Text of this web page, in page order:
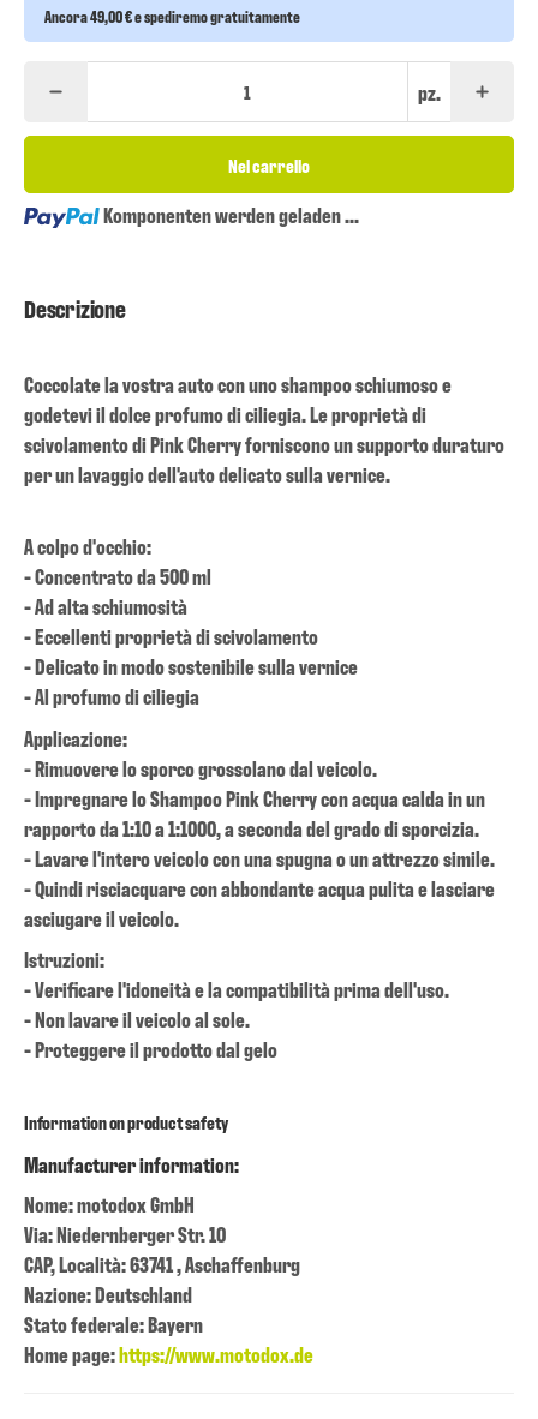
Ancora 49,00 € e spediremo gratuitamente
pz.
Nel carrello
Loading...Komponenten werden geladen ...
Descrizione
Coccolate la vostra auto con uno shampoo schiumoso e
godetevi il dolce profumo di ciliegia. Le proprietà di
scivolamento di Pink Cherry forniscono un supporto duraturo
per un lavaggio dell'auto delicato sulla vernice.
A colpo d'occhio:
- Concentrato da 500 ml
- Ad alta schiumosità
- Eccellenti proprietà di scivolamento
- Delicato in modo sostenibile sulla vernice
- Al profumo di ciliegia
Applicazione:
- Rimuovere lo sporco grossolano dal veicolo.
- Impregnare lo Shampoo Pink Cherry con acqua calda in un
rapporto da 1:10 a 1:1000, a seconda del grado di sporcizia.
- Lavare l'intero veicolo con una spugna o un attrezzo simile.
- Quindi risciacquare con abbondante acqua pulita e lasciare
asciugare il veicolo.
Istruzioni:
- Verificare l'idoneità e la compatibilità prima dell'uso.
- Non lavare il veicolo al sole.
- Proteggere il prodotto dal gelo
Information on product safety
Manufacturer information:
Nome: motodox GmbH
Via: Niedernberger Str. 10
CAP, Località: 63741 , Aschaffenburg
Nazione: Deutschland
Stato federale: Bayern
Home page:https://www.motodox.de